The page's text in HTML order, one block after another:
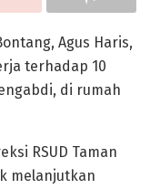
Agus Haris,
terhadap 10
di rumah
RSUD Taman
melanjutkan